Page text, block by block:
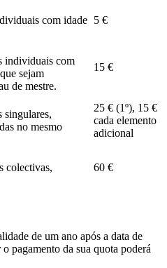
com idade 5 €
individuais com
sejam
de mestre.
15 €
singulares,
no mesmo
25 € (1º), 15 €
cada elemento
adicional
colectivas,
60 €
de um ano após a data de
pagamento da sua quota poderá